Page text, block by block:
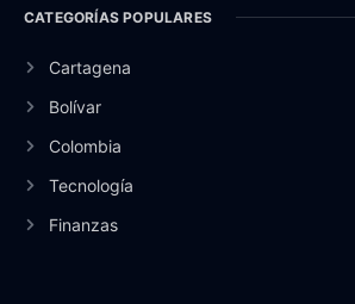
CATEGORÍAS POPULARES
Cartagena
Bolívar
Colombia
Tecnología
Finanzas